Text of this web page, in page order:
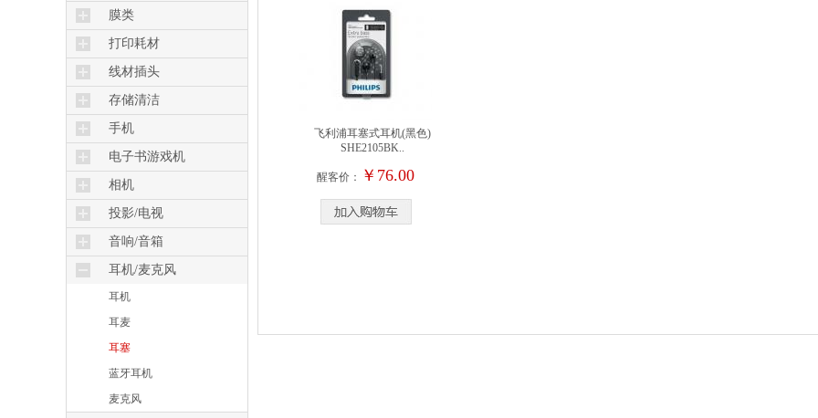
膜类
打印耗材
线材插头
存储清洁
手机
常规
双卡双待
3G
4G
电子书游戏机
电子书
相机
相机
投影/电视
微投
音响/音箱
音乐基座
音箱
音响
家庭影院
播放录设备
耳机/麦克风
耳机
耳麦
耳塞
蓝牙耳机
麦克风
飞利浦耳塞式耳机(黑色)
SHE2105BK..
醒客价： ￥76.00